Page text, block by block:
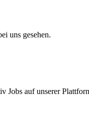
uns gesehen.
Jobs auf unserer